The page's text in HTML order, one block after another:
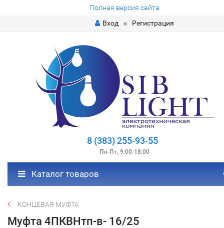
Полная версия сайта
Вход
Регистрация
8 (383) 255-93-55
Пн-Пт, 9:00-18:00
Каталог товаров
КОНЦЕВАЯ МУФТА
Муфта 4ПКВНтп-в- 16/25